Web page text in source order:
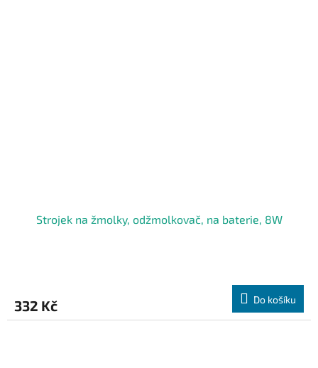
Strojek na žmolky, odžmolkovač, na baterie, 8W
332 Kč Do košíku